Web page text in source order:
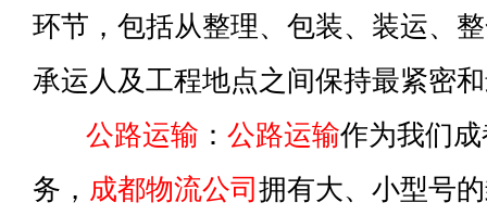
环节，包括从整理、包装、装运、
承运人及工程地点之间保持最紧密
公路运输 ： 公路运输作为我们
务， 成都物流公司 拥有大、小型号